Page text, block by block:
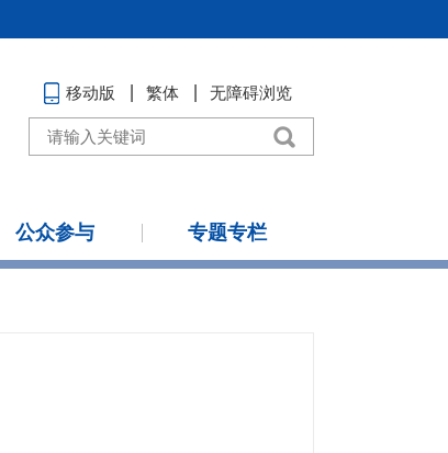
移动版 繁体 无障碍浏览
公众参与 专题专栏